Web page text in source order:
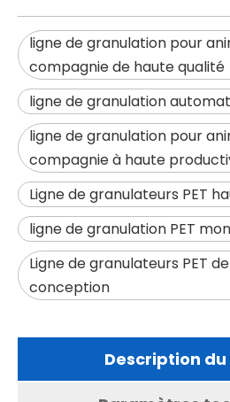
ligne de granulation pour
compagnie de haute qualité
ligne de granulation
ligne de granulation pour
compagnie à haute
Ligne de granulateurs PET
ligne de granulation PET
Ligne de granulateurs PET
conception
Description